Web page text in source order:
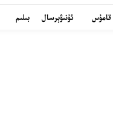
قامۇس ئۇنىۋېرسال بىلىم